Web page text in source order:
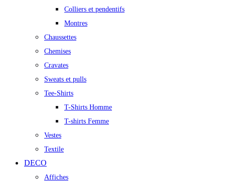
Colliers et pendentifs
Montres
Chaussettes
Chemises
Cravates
Sweats et pulls
Tee-Shirts
T-Shirts Homme
T-shirts Femme
Vestes
Textile
DECO
Affiches